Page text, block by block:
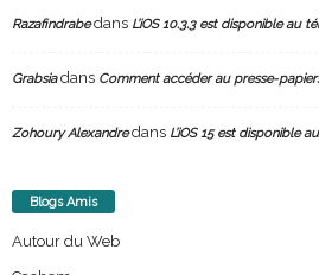
Razafindrabedans L’iOS 10.3.3 est disponible au
Grabsiadans Comment accéder au presse-
Zohoury Alexandredans L’iOS 15 est disponible
Blogs Amis
Autour du Web